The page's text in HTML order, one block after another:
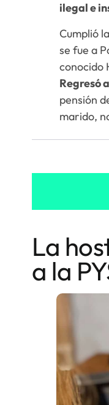
ilegal e
Cumplió
se fue a
conocido
Regresó
pensión
marido,
La
a la